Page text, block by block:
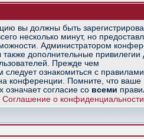
вы должны быть
несколько минут, но
Администратором
также дополнительные привилегии
Прежде чем
следует ознакомиться с
конференции. Помните, что ваше
означает согласие со всеми
Соглашение о конфиденциальности